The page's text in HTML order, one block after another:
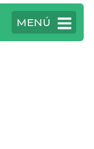
MENÚ